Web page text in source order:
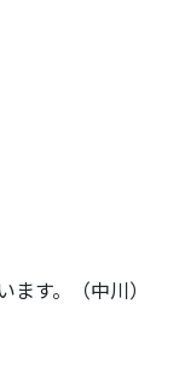
す。（中川）